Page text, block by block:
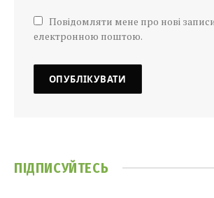
Повідомляти мене про нові
електронною поштою.
ПІДПИСУЙТЕСЬ